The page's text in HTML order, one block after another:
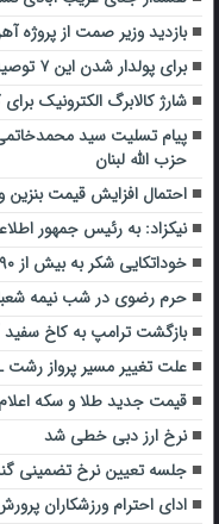
بازدید وزیر صمت از پروژه آهن
برای پولدار شدن این ۷ توصیه را جدی بگیرید
شارژ کالابرگ الکترونیک برای کد
پیام تسلیت سید
حزب الله لبنان
احتمال افزایش قیمت بنزین وجود
نیکزاد: به رئیس جمهور
خوداتکایی شکر به بیش از ۹۰ درصد رسید
حرم رضوی در شب نیمه
بازگشت ترامپ به کاخ
علت تغییر مسیر پرواز رشت
قیمت جدید طلا و سکه اعلام شد (۸
نرخ ارز دبی خطی شد
جلسه تعیین نرخ تضمینی
ادای احترام ورزشکاران